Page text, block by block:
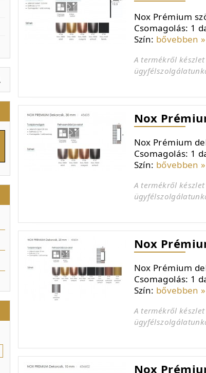
Nox Prémium
Csomagolás: 1
Szín: bővebben »
A termékről
Nox
Nox Prémium
Csomagolás: 1
Szín: bővebben »
A termékről
Nox
Nox Prémium
Csomagolás: 1
Szín: bővebben »
A termékről
Nox